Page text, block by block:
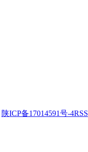
陕ICP备17014591号-4RSS